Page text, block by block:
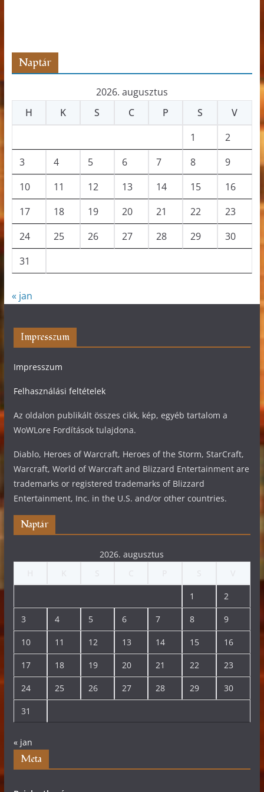
Naptár
2026. augusztus
H
K S C P S
V
1
2
3
4 5 6 7 8
9
10
11 12 13 14 15
16
17
18 19 20 21 22
23
24
25 26 27 28 29
30
31
« jan
Impresszum
Impresszum
Felhasználási feltételek
Az oldalon publikált összes cikk, kép, egyéb tartalom a
WoWLore Fordítások tulajdona.
Diablo, Heroes of Warcraft, Heroes of the Storm, StarCraft,
Warcraft, World of Warcraft and Blizzard Entertainment are
trademarks or registered trademarks of Blizzard
Entertainment, Inc. in the U.S. and/or other countries.
Naptár
2026. augusztus
1 2
3 4 5 6 7 8 9
10 11 12 13 14 15 16
17 18 19 20 21 22 23
24 25 26 27 28 29 30
31
« jan
Meta